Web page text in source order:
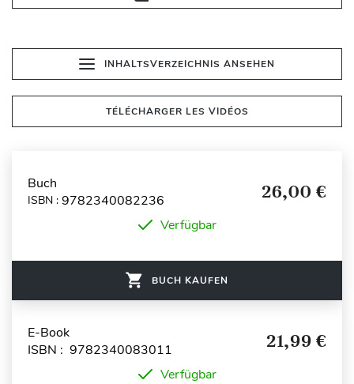
INHALTSVERZEICHNIS ANSEHEN
TÉLÉCHARGER LES VIDÉOS
Buch
ISBN : 9782340082236 26,00 €
Verfügbar
BUCH KAUFEN
E-Book
ISBN : 9782340083011
21,99 €
Verfügbar